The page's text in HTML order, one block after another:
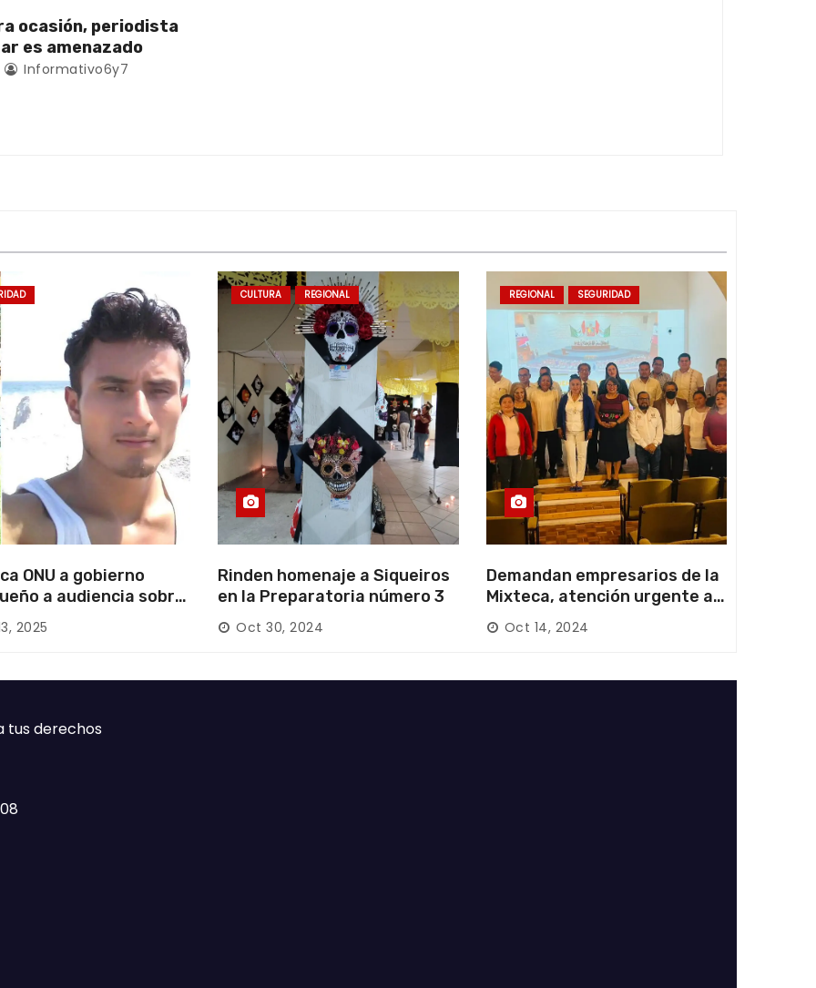
ocasión, periodista
es amenazado
Informativo6y7
ONU a gobierno
a audiencia sobre
forzada en la
2025
CULTURA REGIONAL
Rinden homenaje a Siqueiros
en la Preparatoria número 3
Oct 30, 2024
REGIONAL SEGURIDAD
Demandan empresarios de la
Mixteca, atención urgente a
las carreteras locales y
federales
Oct 14, 2024
tus derechos